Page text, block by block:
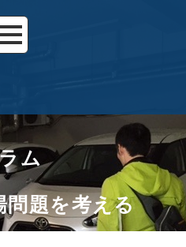
ム
問題を考える